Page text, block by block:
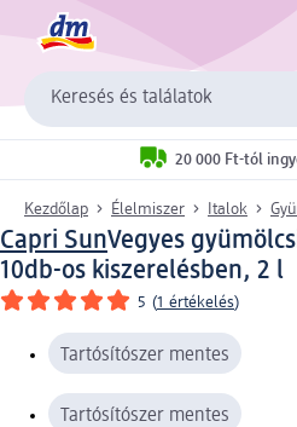
Keresés és találatok
20 000 Ft-tól
Kezdőlap Élelmiszer Italok
Capri SunVegyes
10db-os kiszerelésben, 2 l
5 (1 értékelés)
Tartósítószer mentes
Tartósítószer mentes